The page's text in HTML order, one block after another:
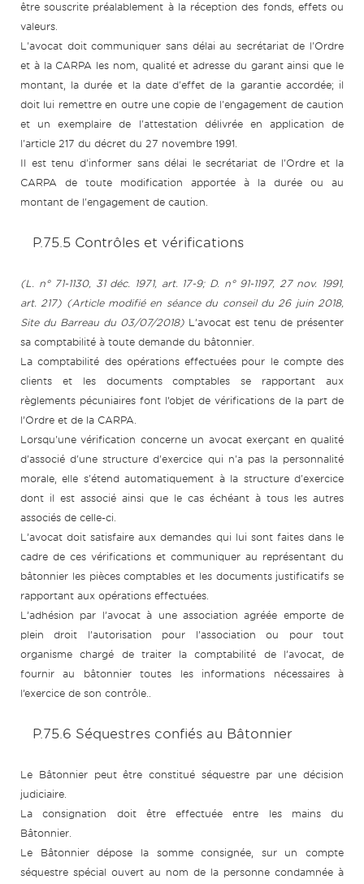
être souscrite préalablement à la réception des fonds, effets ou
valeurs.
L'avocat doit communiquer sans délai au secrétariat de l'Ordre
et à la CARPA les nom, qualité et adresse du garant ainsi que le
montant, la durée et la date d'effet de la garantie accordée; il
doit lui remettre en outre une copie de l'engagement de caution
et un exemplaire de l'attestation délivrée en application de
l'article 217 du décret du 27 novembre 1991.
Il est tenu d'informer sans délai le secrétariat de l'Ordre et la
CARPA de toute modification apportée à la durée ou au
montant de l'engagement de caution.
P.75.5 Contrôles et vérifications
(L. n° 71-1130, 31 déc. 1971, art. 17-9; D. n° 91-1197, 27 nov. 1991,
art. 217) (Article modifié en séance du conseil du 26 juin 2018,
Site du Barreau du 03/07/2018) L’avocat est tenu de présenter
sa comptabilité à toute demande du bâtonnier.
La comptabilité des opérations effectuées pour le compte des
clients et les documents comptables se rapportant aux
règlements pécuniaires font l’objet de vérifications de la part de
l’Ordre et de la CARPA.
Lorsqu'une vérification concerne un avocat exerçant en qualité
d'associé d'une structure d'exercice qui n'a pas la personnalité
morale, elle s'étend automatiquement à la structure d'exercice
dont il est associé ainsi que le cas échéant à tous les autres
associés de celle-ci.
L’avocat doit satisfaire aux demandes qui lui sont faites dans le
cadre de ces vérifications et communiquer au représentant du
bâtonnier les pièces comptables et les documents justificatifs se
rapportant aux opérations effectuées.
L’adhésion par l’avocat à une association agréée emporte de
plein droit l’autorisation pour l’association ou pour tout
organisme chargé de traiter la comptabilité de l’avocat, de
fournir au bâtonnier toutes les informations nécessaires à
l’exercice de son contrôle..
P.75.6 Séquestres confiés au Bâtonnier
Le Bâtonnier peut être constitué séquestre par une décision
judiciaire.
La consignation doit être effectuée entre les mains du
Bâtonnier.
Le Bâtonnier dépose la somme consignée, sur un compte
séquestre spécial ouvert au nom de la personne condamnée à